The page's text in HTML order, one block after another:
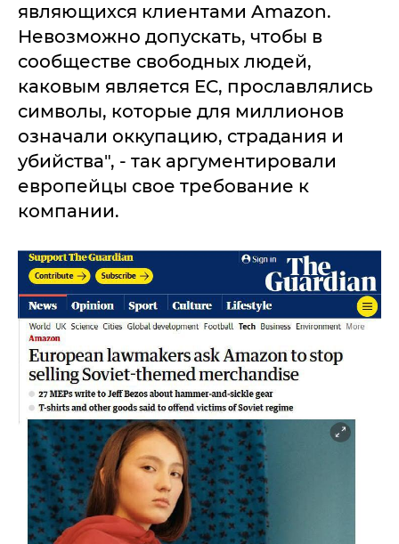
являющихся клиентами Amazon.
Невозможно допускать, чтобы в
сообществе свободных людей,
каковым является ЕС, прославлялись
символы, которые для миллионов
означали оккупацию, страдания и
убийства", - так аргументировали
европейцы свое требование к
компании.